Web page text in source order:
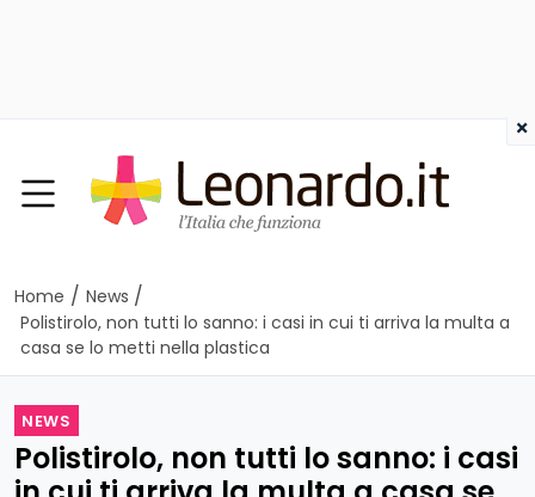
Home / News /
Polistirolo, non tutti lo sanno: i casi in cui ti arriva la multa a
casa se lo metti nella plastica
NEWS
Polistirolo, non tutti lo sanno: i casi
×